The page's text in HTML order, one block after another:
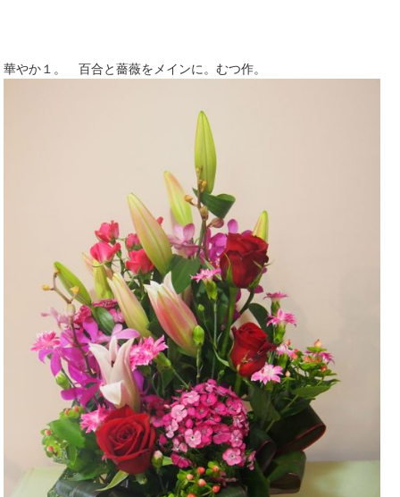
華やか１。 百合と薔薇をメインに。むつ作。